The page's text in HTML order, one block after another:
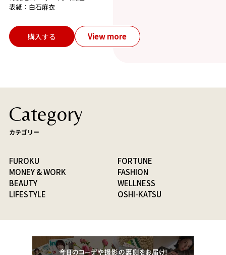
表紙：白石麻衣
購入する View more
Category
カテゴリー
FUROKU
FORTUNE
MONEY & WORK
FASHION
BEAUTY
WELLNESS
LIFESTYLE
OSHI-KATSU